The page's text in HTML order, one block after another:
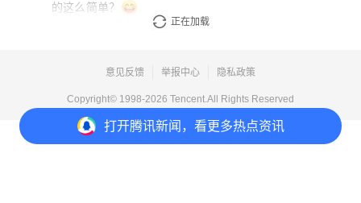
打开腾讯新闻，看更多热点资讯
的这么简单？
回复
正在加载
意见反馈 举报中心 隐私政策
Copyright© 1998-2026 Tencent.All Rights Reserved